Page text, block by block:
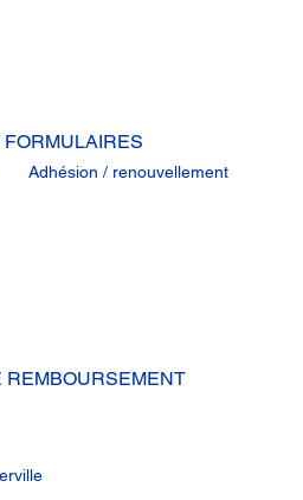
FORMULAIRES
Adhésion / renouvellement
REMBOURSEMENT